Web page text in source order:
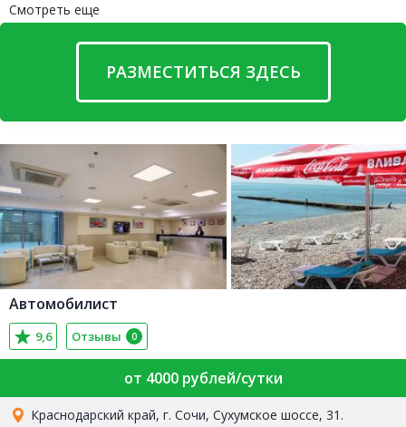
Смотреть еще
РАЗМЕСТИТЬСЯ ЗДЕСЬ
Автомобилист
9,6 Отзывы 0
от 4000 рублей/сутки
Краснодарский край, г. Сочи, Сухумское шоссе, 31.